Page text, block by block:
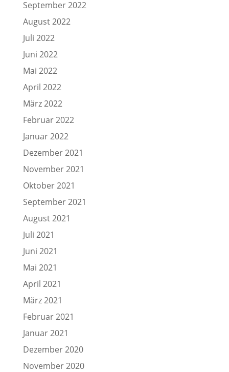
September 2022
August 2022
Juli 2022
Juni 2022
Mai 2022
April 2022
März 2022
Februar 2022
Januar 2022
Dezember 2021
November 2021
Oktober 2021
September 2021
August 2021
Juli 2021
Juni 2021
Mai 2021
April 2021
März 2021
Februar 2021
Januar 2021
Dezember 2020
November 2020